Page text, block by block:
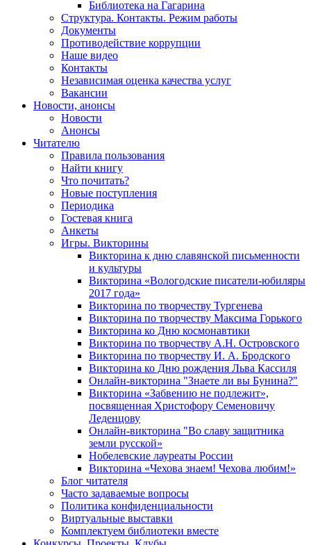
Библиотека на Гагарина
Структура. Контакты. Режим работы
Документы
Противодействие коррупции
Наше видео
Контакты
Независимая оценка качества услуг
Вакансии
Новости, анонсы
Новости
Анонсы
Читателю
Правила пользования
Найти книгу
Что почитать?
Новые поступления
Периодика
Гостевая книга
Анкеты
Игры. Викторины
Викторина к дню славянской письменности
и культуры
Викторина «Вологодские писатели-юбиляры
2017 года»
Викторина по творчеству Тургенева
Викторина по творчеству Максима Горького
Викторина ко Дню космонавтики
Викторина по творчеству А.Н. Островского
Викторина по творчеству И. А. Бродского
Викторина ко Дню рождения Льва Кассиля
Онлайн-викторина "Знаете ли вы Бунина?"
Викторина «Забвению не подлежит»,
посвященная Христофору Семеновичу
Леденцову
Онлайн-викторина "Во славу защитника
земли русской»
Нобелевские лауреаты России
Викторина «Чехова знаем! Чехова любим!»
Блог читателя
Часто задаваемые вопросы
Политика конфиденциальности
Виртуальные выставки
Комплектуем библиотеки вместе